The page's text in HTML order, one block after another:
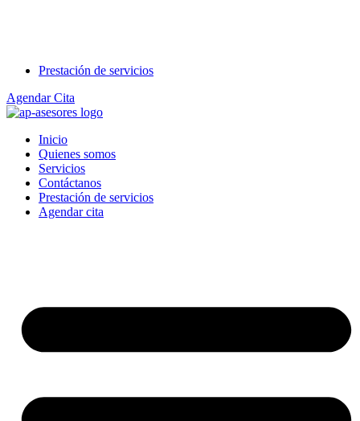
Prestación de servicios
Agendar Cita
Inicio
Quienes somos
Servicios
Contáctanos
Prestación de servicios
Agendar cita